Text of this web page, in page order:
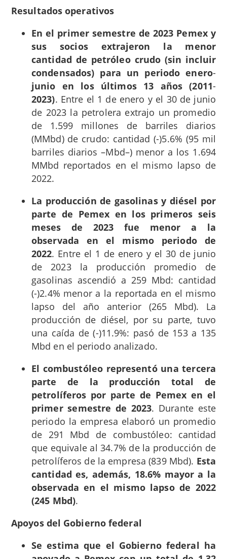
Resultados operativos
En el primer semestre de 2023 Pemex y
sus socios extrajeron la menor
cantidad de petróleo crudo (sin incluir
condensados) para un periodo enero-
junio en los últimos 13 años (2011-
2023). Entre el 1 de enero y el 30 de junio
de 2023 la petrolera extrajo un promedio
de 1.599 millones de barriles diarios
(MMbd) de crudo: cantidad (-)5.6% (95 mil
barriles diarios –Mbd–) menor a los 1.694
MMbd reportados en el mismo lapso de
2022.
La producción de gasolinas y diésel por
parte de Pemex en los primeros seis
meses de 2023 fue menor a la
observada en el mismo periodo de
2022. Entre el 1 de enero y el 30 de junio
de 2023 la producción promedio de
gasolinas ascendió a 259 Mbd: cantidad
(-)2.4% menor a la reportada en el mismo
lapso del año anterior (265 Mbd). La
producción de diésel, por su parte, tuvo
una caída de (-)11.9%: pasó de 153 a 135
Mbd en el periodo analizado.
El combustóleo representó una tercera
parte de la producción total de
petrolíferos por parte de Pemex en el
primer semestre de 2023. Durante este
periodo la empresa elaboró un promedio
de 291 Mbd de combustóleo: cantidad
que equivale al 34.7% de la producción de
petrolíferos de la empresa (839 Mbd). Esta
cantidad es, además, 18.6% mayor a la
observada en el mismo lapso de 2022
(245 Mbd).
Apoyos del Gobierno federal
Se estima que el Gobierno federal ha